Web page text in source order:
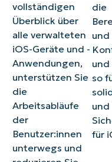
vollständigen
Überblick über
alle verwalteten
iOS-Geräte und -
Anwendungen,
unterstützen Sie
die
Arbeitsabläufe
der
Benutzer:innen
unterwegs und
die
und
und
so
für